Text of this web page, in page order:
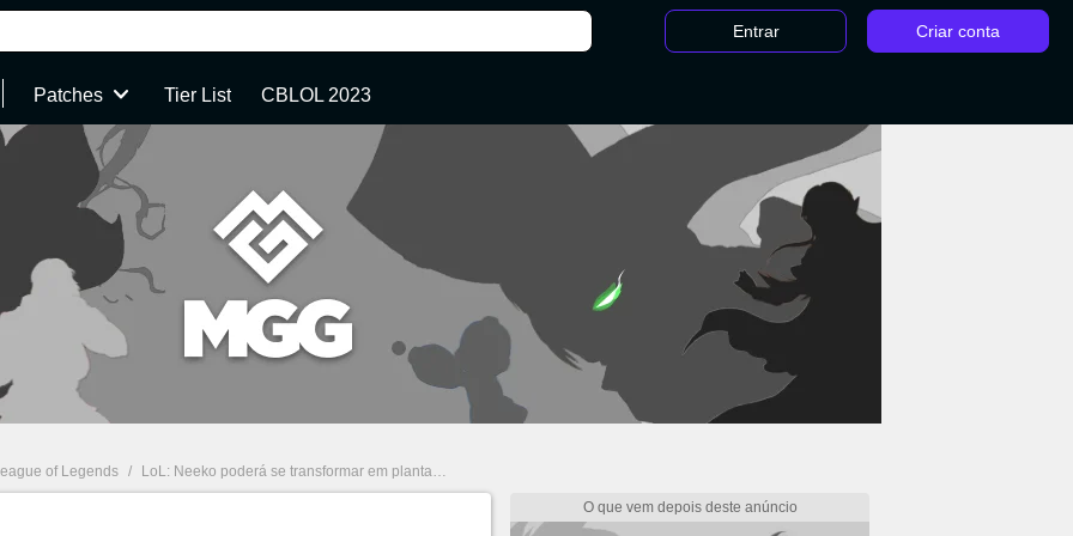
Entrar Criar conta
Patches Tier List CBLOL 2023
of Legends / LoL: Neeko poderá se transformar em plantas da selva, cogumelo do Teemo e mais; veja vídeo